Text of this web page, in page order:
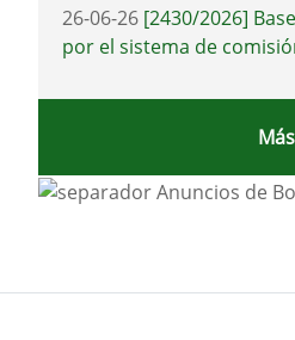
26-06-26 [2430/2026]
por el sistema de